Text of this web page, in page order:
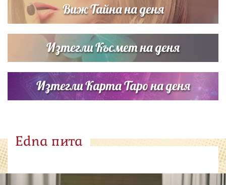
Виж Тайна на деня
Изтегли Късмет на деня
Изтегли Карта Таро на деня
Edna пита